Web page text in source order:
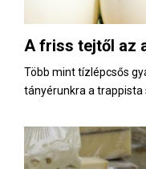
E
N
A friss tejtől az
Több mint tízlépcsős
tányérunkra a trappista